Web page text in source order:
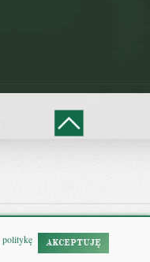
politykę
AKCEPTUJĘ